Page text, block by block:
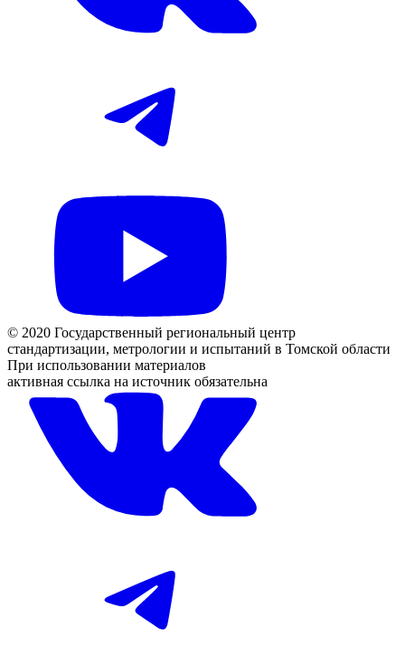
© 2020 Государственный региональный центр
стандартизации, метрологии и испытаний в Томской области
При использовании материалов
активная ссылка на источник обязательна